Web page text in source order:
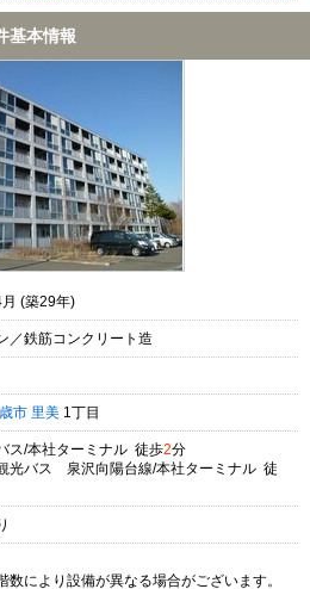
基本情報
(築29年)
／鉄筋コンクリート造
市 里美 1丁目
ス/本社ターミナル 徒歩2分
光バス 泉沢向陽台線/本社ターミナル 徒
数により設備が異なる場合がございます。